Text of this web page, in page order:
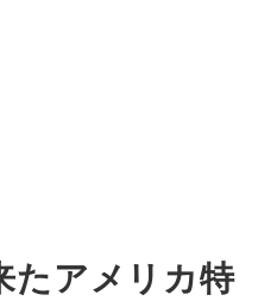
たアメリカ特